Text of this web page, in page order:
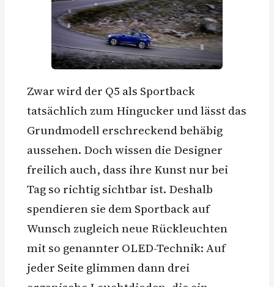
Zwar wird der Q5 als Sportback
tatsächlich zum Hingucker und lässt das
Grundmodell erschreckend behäbig
aussehen. Doch wissen die Designer
freilich auch, dass ihre Kunst nur bei
Tag so richtig sichtbar ist. Deshalb
spendieren sie dem Sportback auf
Wunsch zugleich neue Rückleuchten
mit so genannter OLED-Technik: Auf
jeder Seite glimmen dann drei